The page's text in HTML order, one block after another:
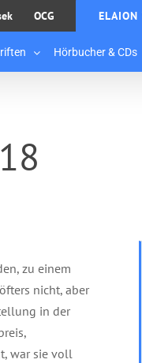
OCG ELAION
Hörbucher & CDs
zu einem
nicht, aber
in der
war sie voll